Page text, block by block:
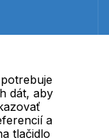
dát, aby
a
tlačidlo